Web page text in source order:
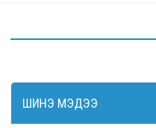
ШИНЭ МЭДЭЭ